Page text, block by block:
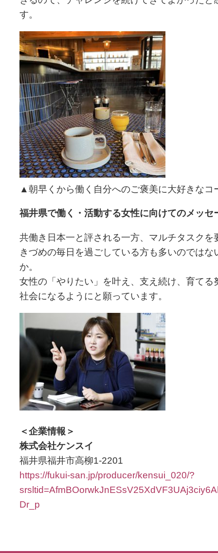
す。
▲朝早くから働く自分へのご褒美に大好きなコ
福井県で働く・活動する女性に向けてのメッセ
共働き日本一と評される一方、マルチタスクを
きづめの毎日を過ごしている方も多いのではな
か。
女性の「やりたい」を叶え、支え続け、育てる
社会になるようにと願っています。
＜企業情報＞
株式会社ケンスイ
福井県福井市高柳1-2201
https://fukui-san.jp/producer/kensui_020/?
Dr_p